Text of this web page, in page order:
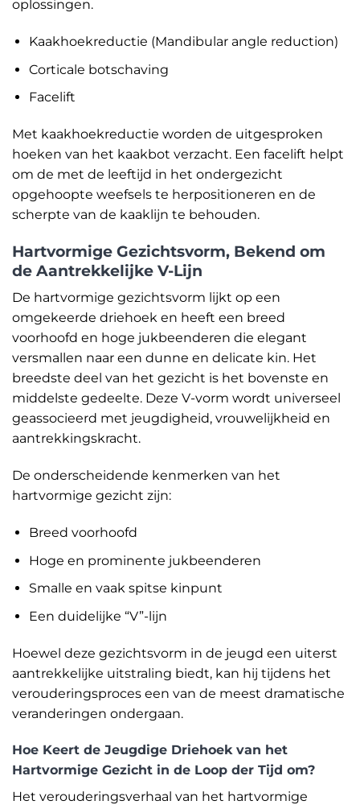
oplossingen.
Kaakhoekreductie (Mandibular angle reduction)
Corticale botschaving
Facelift
Met kaakhoekreductie worden de uitgesproken
hoeken van het kaakbot verzacht. Een facelift helpt
om de met de leeftijd in het ondergezicht
opgehoopte weefsels te herpositioneren en de
scherpte van de kaaklijn te behouden.
Hartvormige Gezichtsvorm, Bekend om
de Aantrekkelijke V-Lijn
De hartvormige gezichtsvorm lijkt op een
omgekeerde driehoek en heeft een breed
voorhoofd en hoge jukbeenderen die elegant
versmallen naar een dunne en delicate kin. Het
breedste deel van het gezicht is het bovenste en
middelste gedeelte. Deze V-vorm wordt universeel
geassocieerd met jeugdigheid, vrouwelijkheid en
aantrekkingskracht.
De onderscheidende kenmerken van het
hartvormige gezicht zijn:
Breed voorhoofd
Hoge en prominente jukbeenderen
Smalle en vaak spitse kinpunt
Een duidelijke “V”-lijn
Hoewel deze gezichtsvorm in de jeugd een uiterst
aantrekkelijke uitstraling biedt, kan hij tijdens het
verouderingsproces een van de meest dramatische
veranderingen ondergaan.
Hoe Keert de Jeugdige Driehoek van het
Hartvormige Gezicht in de Loop der Tijd om?
Het verouderingsverhaal van het hartvormige